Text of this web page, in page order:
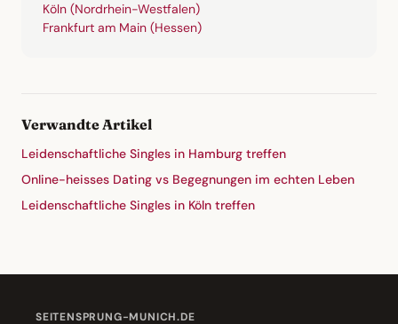
Köln (Nordrhein-Westfalen)
Frankfurt am Main (Hessen)
Verwandte Artikel
Leidenschaftliche Singles in Hamburg treffen
Online-heisses Dating vs Begegnungen im echten Leben
Leidenschaftliche Singles in Köln treffen
SEITENSPRUNG-MUNICH.DE